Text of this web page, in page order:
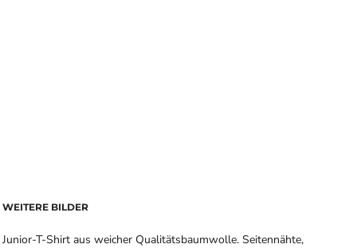
WEITERE BILDER
Junior-T-Shirt aus weicher Qualitätsbaumwolle. Seitennähte,